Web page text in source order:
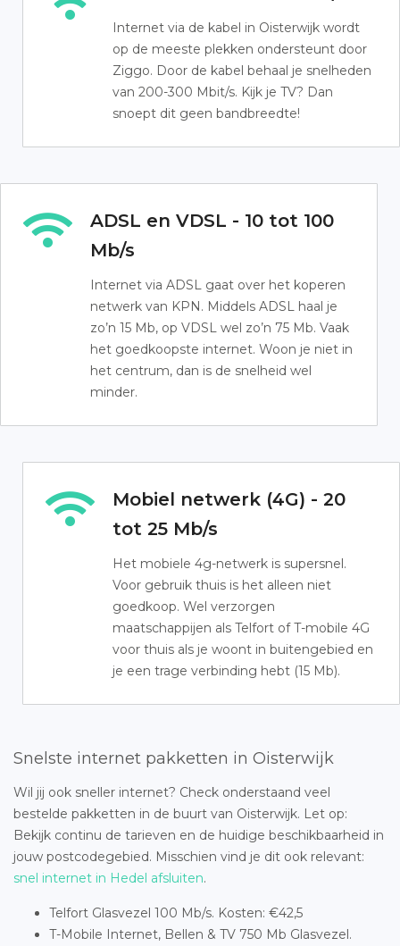
Internet via de kabel in Oisterwijk wordt
op de meeste plekken ondersteunt door
Ziggo. Door de kabel behaal je snelheden
van 200-300 Mbit/s. Kijk je TV? Dan
snoept dit geen bandbreedte!
ADSL en VDSL - 10 tot 100
Mb/s
Internet via ADSL gaat over het koperen
netwerk van KPN. Middels ADSL haal je
zo’n 15 Mb, op VDSL wel zo’n 75 Mb. Vaak
het goedkoopste internet. Woon je niet in
het centrum, dan is de snelheid wel
minder.
Mobiel netwerk (4G) - 20
tot 25 Mb/s
Het mobiele 4g-netwerk is supersnel.
Voor gebruik thuis is het alleen niet
goedkoop. Wel verzorgen
maatschappijen als Telfort of T-mobile 4G
voor thuis als je woont in buitengebied en
je een trage verbinding hebt (15 Mb).
Snelste internet pakketten in Oisterwijk
Wil jij ook sneller internet? Check onderstaand veel
bestelde pakketten in de buurt van Oisterwijk. Let op:
Bekijk continu de tarieven en de huidige beschikbaarheid in
jouw postcodegebied. Misschien vind je dit ook relevant:
snel internet in Hedel afsluiten.
Telfort Glasvezel 100 Mb/s. Kosten: €42,5
T-Mobile Internet, Bellen & TV 750 Mb Glasvezel.